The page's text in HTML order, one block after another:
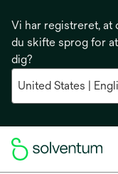
Vi har registreret, at
du skifte sprog for
dig?